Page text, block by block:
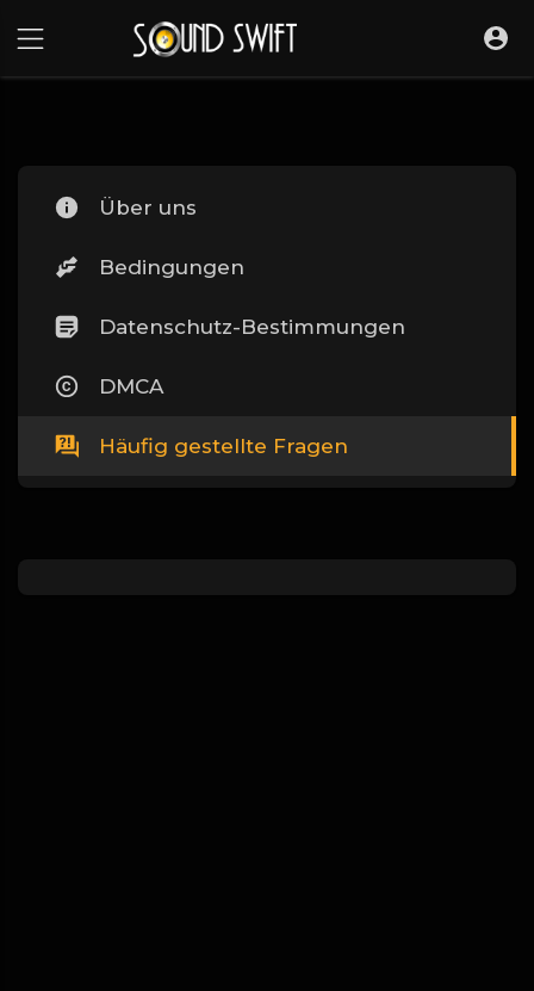
Über uns
Bedingungen
Datenschutz-Bestimmungen
DMCA
Häufig gestellte Fragen